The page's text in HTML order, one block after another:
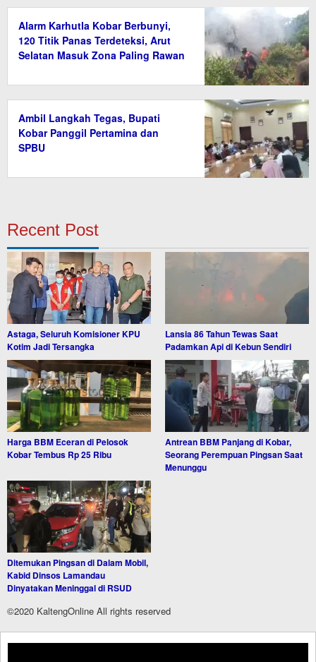
Alarm Karhutla Kobar Berbunyi,
120 Titik Panas Terdeteksi, Arut
Selatan Masuk Zona Paling Rawan
Ambil Langkah Tegas, Bupati
Kobar Panggil Pertamina dan
SPBU
Recent Post
Astaga, Seluruh Komisioner KPU
Kotim Jadi Tersangka
Lansia 86 Tahun Tewas Saat
Padamkan Api di Kebun Sendiri
Harga BBM Eceran di Pelosok
Kobar Tembus Rp 25 Ribu
Antrean BBM Panjang di Kobar,
Seorang Perempuan Pingsan Saat
Menunggu
Ditemukan Pingsan di Dalam Mobil,
Kabid Dinsos Lamandau
Dinyatakan Meninggal di RSUD
©2020 KaltengOnline All rights reserved